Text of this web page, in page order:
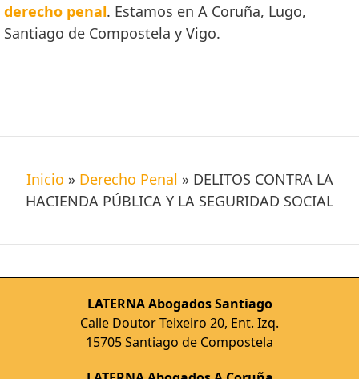
derecho penal. Estamos en A Coruña, Lugo,
Santiago de Compostela y Vigo.
Inicio » Derecho Penal » DELITOS CONTRA LA
HACIENDA PÚBLICA Y LA SEGURIDAD SOCIAL
LATERNA Abogados Santiago
Calle Doutor Teixeiro 20, Ent. Izq.
15705 Santiago de Compostela